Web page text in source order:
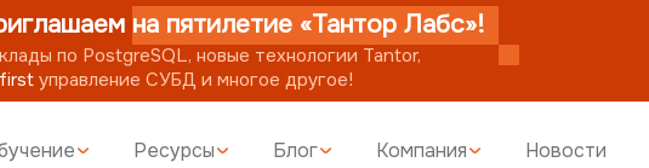
по PostgreSQL, новые технологии Tantor,
управление СУБД и многое другое!
на пятилетие «Тантор Лабс»!
Ресурсы Блог Компания Новости